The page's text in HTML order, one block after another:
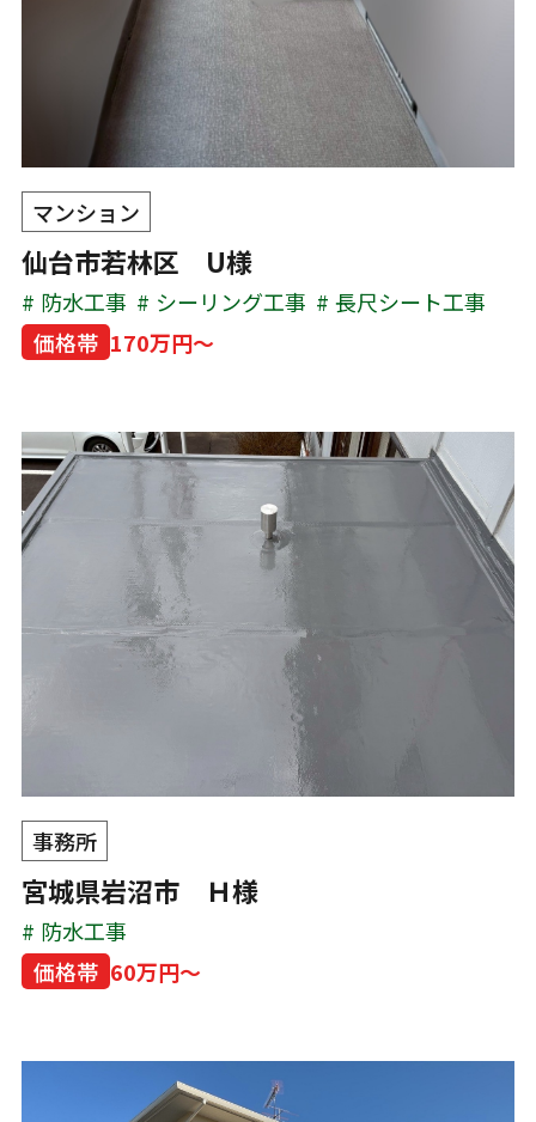
マンション
仙台市若林区 U様
防水工事 シーリング工事
長尺シート工事
価格帯 170万円～
事務所
宮城県岩沼市 Ｈ様
防水工事
価格帯 60万円～